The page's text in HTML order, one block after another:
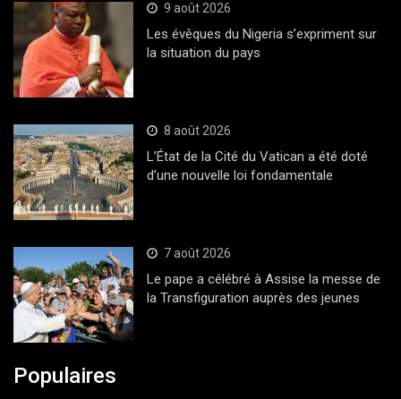
9 août 2026
Les évêques du Nigeria s’expriment sur
la situation du pays
8 août 2026
L’État de la Cité du Vatican a été doté
d’une nouvelle loi fondamentale
7 août 2026
Le pape a célébré à Assise la messe de
la Transfiguration auprès des jeunes
Populaires